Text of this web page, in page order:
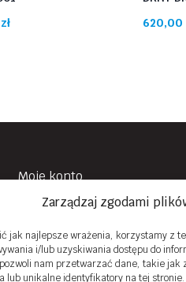
Zarządzaj zgodami
jak najlepsze wrażenia, korzystamy z
i/lub uzyskiwania dostępu do
nam przetwarzać dane, takie jak
lub unikalne identyfikatory na tej
złAktualna
620,00
Moje konto
Obowiązek Informacyjny
Polityka prywatności
Zwroty i reklamacje